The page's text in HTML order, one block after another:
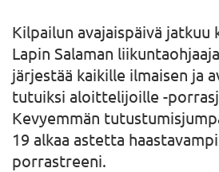
Kilpailun avajaispäivä jatkuu
Lapin Salaman
järjestää kaikille ilmaisen ja
tutuiksi aloittelijoille -
Kevyemmän
19 alkaa astetta
porrastreeni.